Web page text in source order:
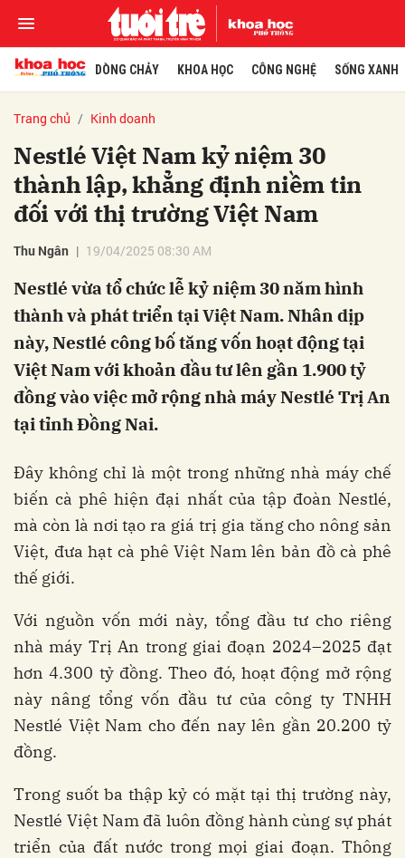
DÒNG CHẢY KHOA HỌC CÔNG NGHỆ SỐNG XANH
Trang chủ Kinh doanh
Nestlé Việt Nam kỷ niệm 30
thành lập, khẳng định niềm tin
đối với thị trường Việt Nam
Thu Ngân 19/04/2025 08:30 AM
Nestlé vừa tổ chức lễ kỷ niệm 30 năm hình
thành và phát triển tại Việt Nam. Nhân dịp
này, Nestlé công bố tăng vốn hoạt động tại
Việt Nam với khoản đầu tư lên gần 1.900 tỷ
đồng vào việc mở rộng nhà máy Nestlé Trị An
tại tỉnh Đồng Nai.
Đây không chỉ là một trong những nhà máy chế
biến cà phê hiện đại nhất của tập đoàn Nestlé,
mà còn là nơi tạo ra giá trị gia tăng cho nông sản
Việt, đưa hạt cà phê Việt Nam lên bản đồ cà phê
thế giới.
Với nguồn vốn mới này, tổng đầu tư cho riêng
nhà máy Trị An trong giai đoạn 2024–2025 đạt
hơn 4.300 tỷ đồng. Theo đó, hoạt động mở rộng
này nâng tổng vốn đầu tư của công ty TNHH
Nestlé Việt Nam cho đến nay lên gần 20.200 tỷ
đồng.
Trong suốt ba thập kỷ có mặt tại thị trường này,
Nestlé Việt Nam đã luôn đồng hành cùng sự phát
triển của đất nước trong mọi giai đoạn. Thông